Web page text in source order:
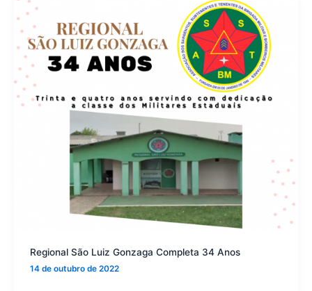
Regional São Luiz Gonzaga Completa 34 Anos
14 de outubro de 2022